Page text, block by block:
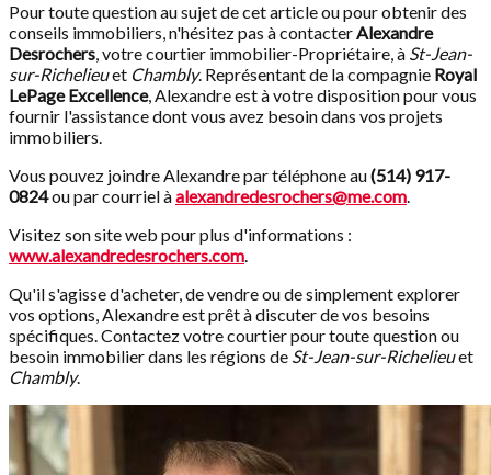
Pour toute question au sujet de cet article ou pour obtenir des
conseils immobiliers, n'hésitez pas à contacterAlexandre
Desrochers, votre courtier immobilier-Propriétaire, à St-Jean-
sur-Richelieuet Chambly. Représentant de la compagnie Royal
LePage Excellence, Alexandre est à votre disposition pour vous
fournir l'assistance dont vous avez besoin dans vos projets
immobiliers.
Vous pouvez joindre Alexandre par téléphone au(514) 917-
0824ou par courriel àalexandredesrochers@me.com.
Visitez son site web pour plus d'informations :
www.alexandredesrochers.com.
Qu'il s'agisse d'acheter, de vendre ou de simplement explorer
vos options, Alexandre est prêt à discuter de vos besoins
spécifiques. Contactez votre courtier pour toute question ou
besoin immobilier dans les régions de St-Jean-sur-Richelieuet
Chambly.